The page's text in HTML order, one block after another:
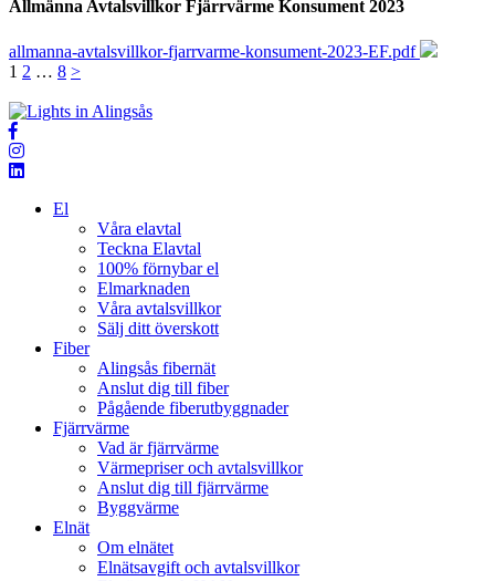
Allmänna Avtalsvillkor Fjärrvärme Konsument 2023
allmanna-avtalsvillkor-fjarrvarme-konsument-2023-EF.pdf
Sidnumrering
för
inlägg
1 2 … 8 >
El
Våra elavtal
Teckna Elavtal
100% förnybar el
Elmarknaden
Våra avtalsvillkor
Sälj ditt överskott
Fiber
Alingsås fibernät
Anslut dig till fiber
Pågående fiberutbyggnader
Fjärrvärme
Vad är fjärrvärme
Värmepriser och avtalsvillkor
Anslut dig till fjärrvärme
Byggvärme
Elnät
Om elnätet
Elnätsavgift och avtalsvillkor